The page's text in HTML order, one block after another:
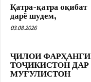
Қатра-қатра оқибат
дарё шудем,
03.08.2026
ҶИЛОИ ФАРҲАНГИ
ТОҶИКИСТОН ДАР
МУҒУЛИСТОН